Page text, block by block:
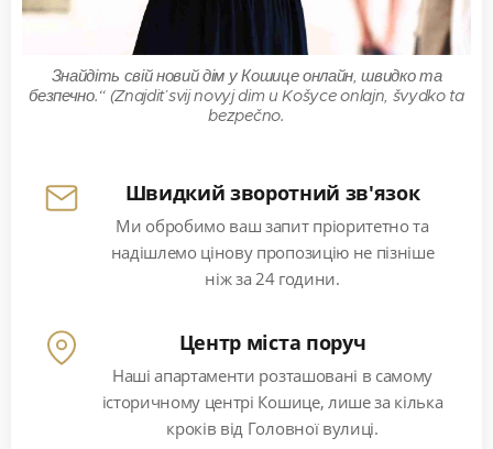
Знайдіть свій новий дім у Кошице онлайн, швидко та
безпечно.“ (Znajdiť svij novyj dim u Košyce onlajn, švydko ta
bezpečno.
Швидкий зворотний зв'язок
Ми обробимо ваш запит пріоритетно та
надішлемо цінову пропозицію не пізніше
ніж за 24 години.
Центр міста поруч
Наші апартаменти розташовані в самому
історичному центрі Кошице, лише за кілька
кроків від Головної вулиці.